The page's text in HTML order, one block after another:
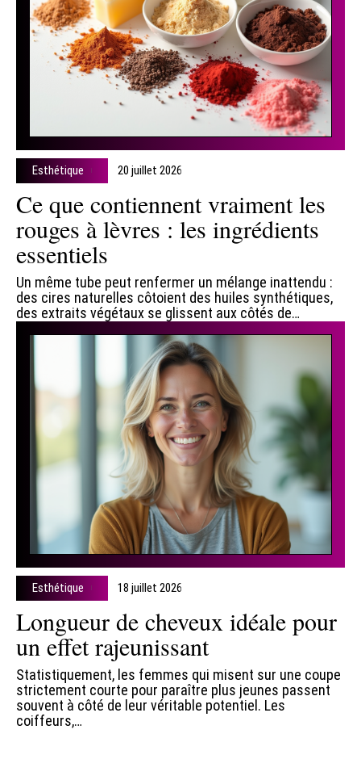
Esthétique 20 juillet 2026
Ce que contiennent vraiment les
rouges à lèvres : les ingrédients
essentiels
Un même tube peut renfermer un mélange inattendu :
des cires naturelles côtoient des huiles synthétiques,
des extraits végétaux se glissent aux côtés de…
Esthétique 18 juillet 2026
Longueur de cheveux idéale pour
un effet rajeunissant
Statistiquement, les femmes qui misent sur une coupe
strictement courte pour paraître plus jeunes passent
souvent à côté de leur véritable potentiel. Les
coiffeurs,…